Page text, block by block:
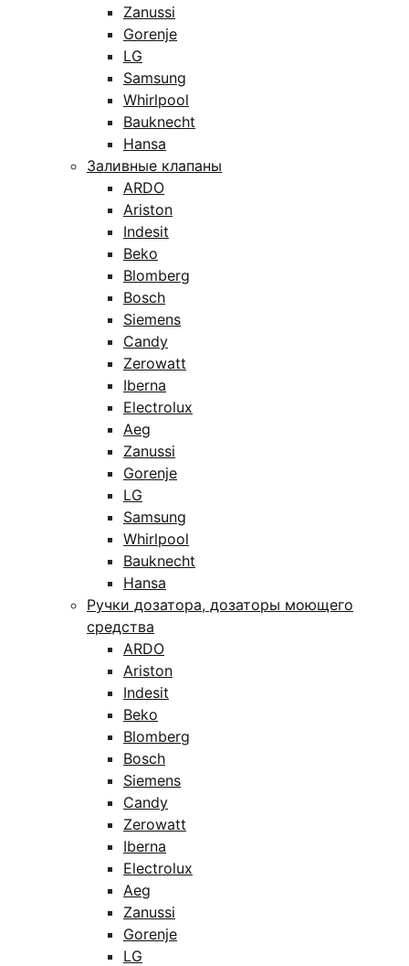
Zanussi
Gorenje
LG
Samsung
Whirlpool
Bauknecht
Hansa
Заливные клапаны
ARDO
Ariston
Indesit
Beko
Blomberg
Bosch
Siemens
Candy
Zerowatt
Iberna
Electrolux
Aeg
Zanussi
Gorenje
LG
Samsung
Whirlpool
Bauknecht
Hansa
Ручки дозатора, дозаторы моющего
средства
ARDO
Ariston
Indesit
Beko
Blomberg
Bosch
Siemens
Candy
Zerowatt
Iberna
Electrolux
Aeg
Zanussi
Gorenje
LG